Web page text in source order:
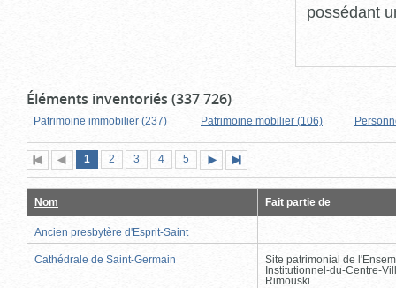
possédant
Éléments inventoriés (337 726)
Patrimoine immobilier (237) Patrimoine mobilier (106)
Première
page
Page
précédente
Page
1 (page
actuelle)
Page
2 Page
3 Page
4 Page
5
suivante
page
Nom Fait partie de
Ancien presbytère d'Esprit-Saint
Cathédrale de Saint-Germain
Site patrimonial de
Institutionnel-du-Centre-
Rimouski